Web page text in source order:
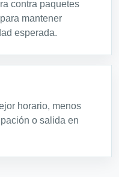
contra paquetes
mantener
esperada.
horario, menos
o salida en